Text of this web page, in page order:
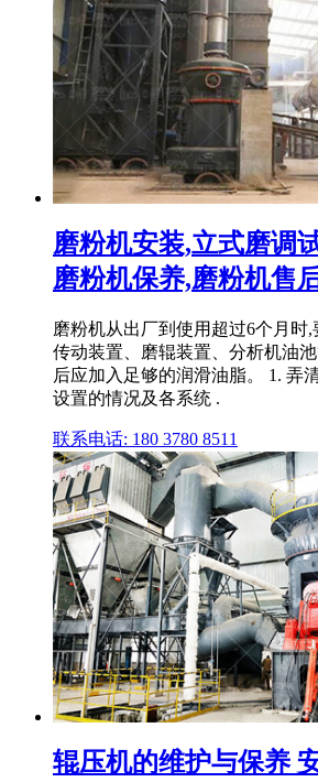
磨粉机安装,立式磨调
磨粉机保养,磨粉机售
磨粉机从出厂到使用超过6个月时
传动装置、磨辊装置、分析机油
后应加入足够的润滑油脂。 1. 弄
设置的情况及各系统 .
联系电话: 180 3780 8511
辊压机的维护与保养